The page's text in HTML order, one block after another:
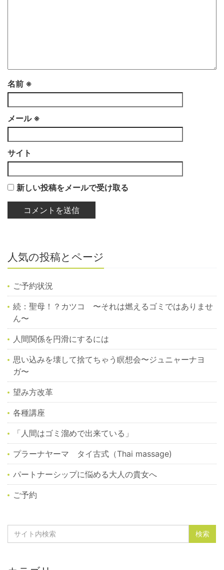
名前 ※
メール ※
サイト
新しい投稿をメールで受け取る
人気の投稿とページ
ご予約状況
続：聖母！？カツコ 〜それは燃えるゴミではありませ
ん〜
人間関係を円滑にするには
思い込みを壊して捨てちゃう瞑想会〜ジュニャーナヨ
ガ〜
望み方改革
各種講座
「人間はゴミ溜めで出来ている」
プラーナヤーマ タイ古式（Thai massage)
パートナーシップに悩める大人の貴女へ
ご予約